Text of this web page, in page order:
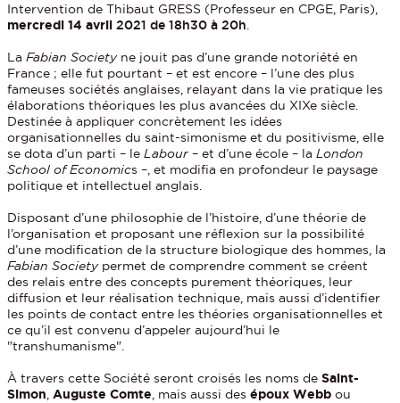
Intervention de Thibaut GRESS (Professeur en CPGE, Paris),
mercredi 14 avril 2021 de 18h30 à 20h
LaFabian Societyne jouit pas d’une grande notoriété en
France ; elle fut pourtant – et est encore – l’une des plus
fameuses sociétés anglaises, relayant dans la vie pratique les
élaborations théoriques les plus avancées du XIXe siècle.
Destinée à appliquer concrètement les idées
organisationnelles du saint-simonisme et du positivisme, elle
se dota d’un parti – leLabour­ – et d’une école – laLondon
School of Economics –, et modifia en profondeur le paysage
politique et intellectuel anglais.
Disposant d’une philosophie de l’histoire, d’une théorie de
l’organisation et proposant une réflexion sur la possibilité
d’une modification de la structure biologique des hommes, la
Fabian Societypermet de comprendre comment se créent
des relais entre des concepts purement théoriques, leur
diffusion et leur réalisation technique, mais aussi d’identifier
les points de contact entre les théories organisationnelles et
ce qu’il est convenu d’appeler aujourd’hui le
"transhumanisme".
À travers cette Société seront croisés les noms deSaint-
Simon Auguste Comte , mais aussi desépoux Webb ou